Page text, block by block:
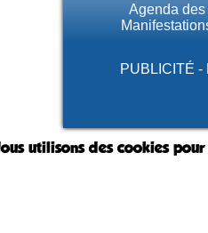
Agenda des
PUBLICITÉ -
utilisons des cookies